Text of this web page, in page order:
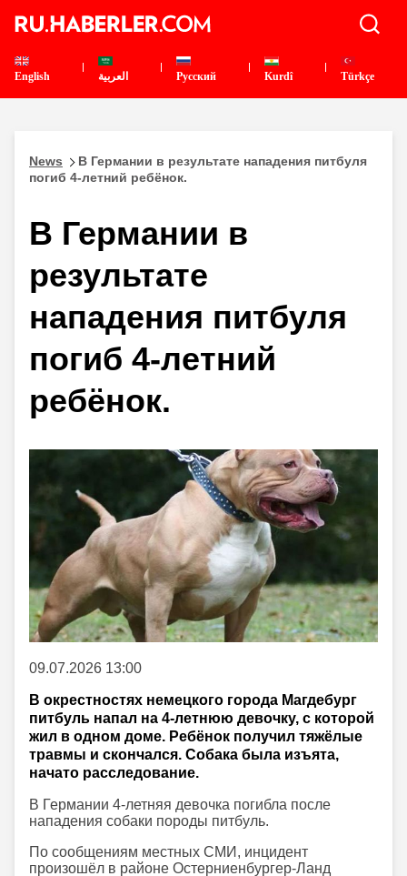
English العربية Pусский Kurdî Türkçe
News
В Германии в результате нападения питбуля
погиб 4-летний ребёнок.
В Германии в
результате
нападения питбуля
погиб 4-летний
ребёнок.
09.07.2026 13:00
В окрестностях немецкого города Магдебург
питбуль напал на 4-летнюю девочку, с которой
жил в одном доме. Ребёнок получил тяжёлые
травмы и скончался. Собака была изъята,
начато расследование.
В Германии 4-летняя девочка погибла после
нападения собаки породы питбуль.
По сообщениям местных СМИ, инцидент
произошёл в районе Остерниенбургер-Ланд